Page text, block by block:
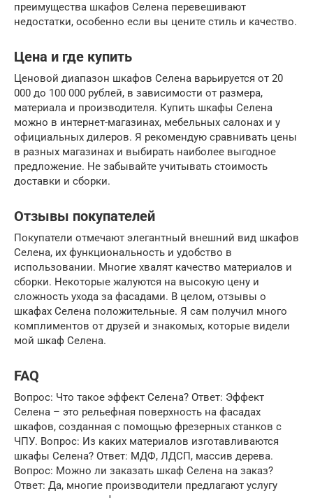
преимущества шкафов Селена перевешивают
недостатки, особенно если вы цените стиль и качество.
Цена и где купить
Ценовой диапазон шкафов Селена варьируется от 20
000 до 100 000 рублей, в зависимости от размера,
материала и производителя. Купить шкафы Селена
можно в интернет-магазинах, мебельных салонах и у
официальных дилеров. Я рекомендую сравнивать цены
в разных магазинах и выбирать наиболее выгодное
предложение. Не забывайте учитывать стоимость
доставки и сборки.
Отзывы покупателей
Покупатели отмечают элегантный внешний вид шкафов
Селена, их функциональность и удобство в
использовании. Многие хвалят качество материалов и
сборки. Некоторые жалуются на высокую цену и
сложность ухода за фасадами. В целом, отзывы о
шкафах Селена положительные. Я сам получил много
комплиментов от друзей и знакомых, которые видели
мой шкаф Селена.
FAQ
Вопрос: Что такое эффект Селена? Ответ: Эффект
Селена – это рельефная поверхность на фасадах
шкафов, созданная с помощью фрезерных станков с
ЧПУ. Вопрос: Из каких материалов изготавливаются
шкафы Селена? Ответ: МДФ, ЛДСП, массив дерева.
Вопрос: Можно ли заказать шкаф Селена на заказ?
Ответ: Да, многие производители предлагают услугу